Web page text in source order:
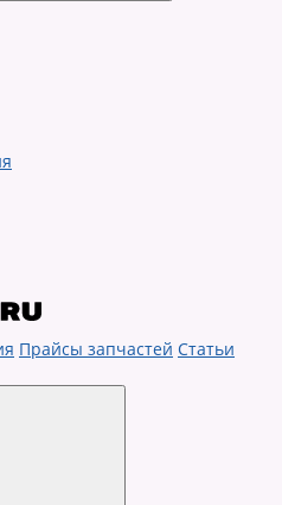
Прайсы запчастей Статьи